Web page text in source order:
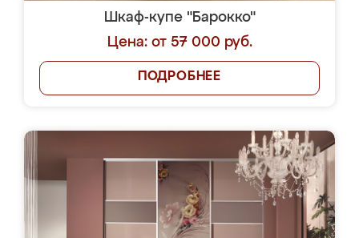
Шкаф-купе "Барокко"
Цена: от 57 000 руб.
ПОДРОБНЕЕ